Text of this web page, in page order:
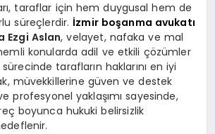
taraflar için hem duygusal hem de
süreçlerdir. İzmir boşanma avukatı
Ezgi Aslan, velayet, nafaka ve mal
konularda adil ve etkili çözümler
tarafların haklarını en iyi
müvekkillerine güven ve destek
profesyonel yaklaşımı sayesinde,
boyunca hukuki belirsizlik